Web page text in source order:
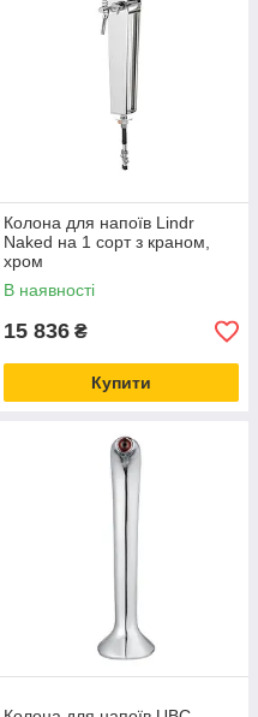
Колона для напоїв Lindr
Naked на 1 сорт з краном,
хром
В наявності
15 836 ₴
Купити